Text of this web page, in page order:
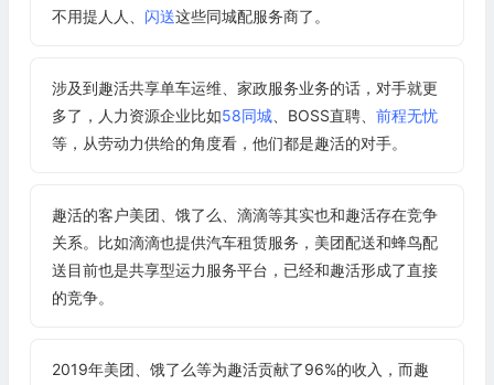
不用提人人、 闪送这些同城配服务商了。
涉及到趣活共享单车运维、家政服务业务的话，对手就更
多了，人力资源企业比如58同城、BOSS直聘、 前程无忧
等，从劳动力供给的角度看，他们都是趣活的对手。
趣活的客户美团、饿了么、滴滴等其实也和趣活存在竞争
关系。比如滴滴也提供汽车租赁服务，美团配送和蜂鸟配
送目前也是共享型运力服务平台，已经和趣活形成了直接
的竞争。
2019年美团、饿了么等为趣活贡献了96%的收入，而趣